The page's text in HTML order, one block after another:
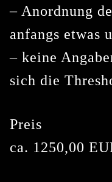
– Anordnung
anfangs etwas
– keine
sich die
Preis
ca. 1250,00